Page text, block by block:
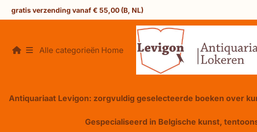
Cookievoorkeuren zijn beschikbaar. Kies instellingen of sta alle
gratis verzending vanaf € 55,00 (B, NL)
Alle categorieën Home
Antiquariaat Levigon: zorgvuldig geselecteerde boeken over
Gespecialiseerd in Belgische kunst,